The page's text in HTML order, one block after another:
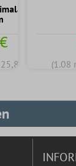
Bewertung von 5
€)
(1.08